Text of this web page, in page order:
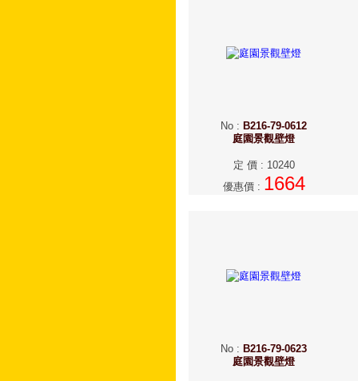
No : B216-79-0612
庭園景觀壁燈
定 價: 10240
優惠價: 1664
No : B216-79-0623
庭園景觀壁燈